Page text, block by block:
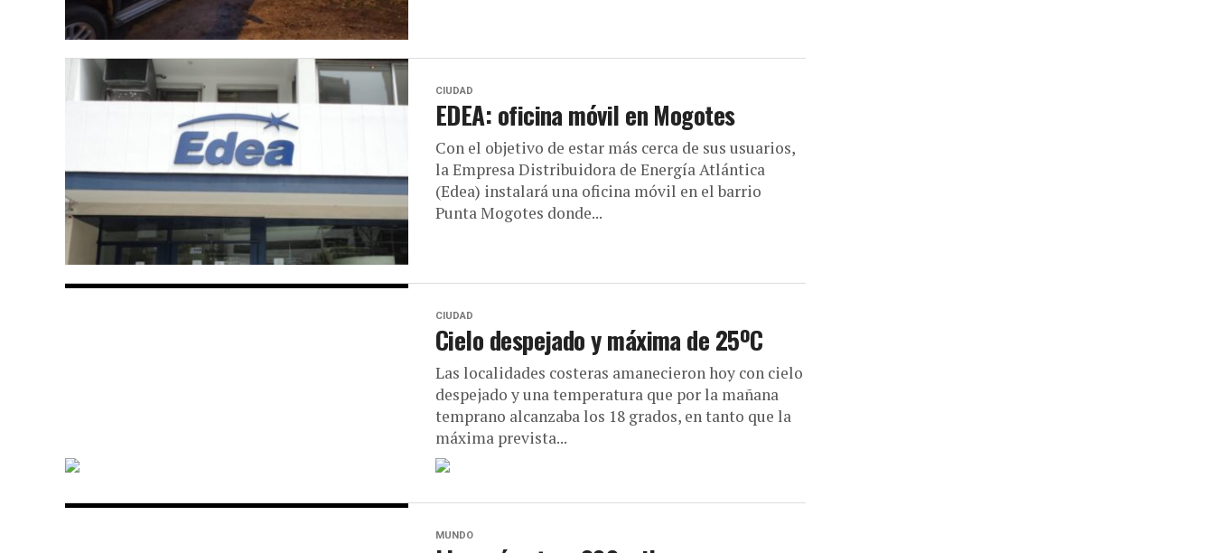
CIUDAD
EDEA: oficina móvil en Mogotes
Con el objetivo de estar más cerca de sus usuarios,
la Empresa Distribuidora de Energía Atlántica
(Edea) instalará una oficina móvil en el barrio
Punta Mogotes donde...
CIUDAD
Cielo despejado y máxima de 25ºC
Las localidades costeras amanecieron hoy con cielo
despejado y una temperatura que por la mañana
temprano alcanzaba los 18 grados, en tanto que la
máxima prevista...
MUNDO